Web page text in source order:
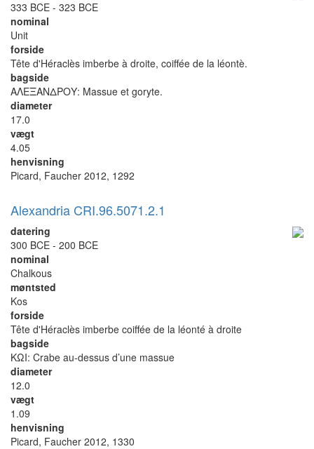
333 BCE - 323 BCE
nominal
Unit
forside
Tête d'Héraclès imberbe à droite, coiffée de la léontè.
bagside
ΑΛΕΞΑΝΔΡΟΥ: Massue et goryte.
diameter
17.0
vægt
4.05
henvisning
Picard, Faucher 2012, 1292
Alexandria CRI.96.5071.2.1
datering
300 BCE - 200 BCE
nominal
Chalkous
møntsted
Kos
forside
Tête d'Héraclès imberbe coiffée de la léonté à droite
bagside
KΩΙ: Crabe au-dessus d’une massue
diameter
12.0
vægt
1.09
henvisning
Picard, Faucher 2012, 1330